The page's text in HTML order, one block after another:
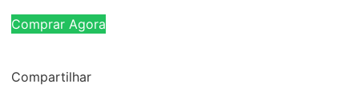
Comprar Agora
Compartilhar